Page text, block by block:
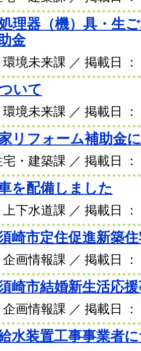
理器（機）具・生
金
境未来課 ／ 掲載日 ：
いて
境未来課 ／ 掲載日 ：
リフォーム補助金
・建築課 ／ 掲載日 ：
を配備しました
下水道課 ／ 掲載日 ：
崎市定住促進新築
画情報課 ／ 掲載日 ：
崎市結婚新生活応
画情報課 ／ 掲載日 ：
水装置工事事業者